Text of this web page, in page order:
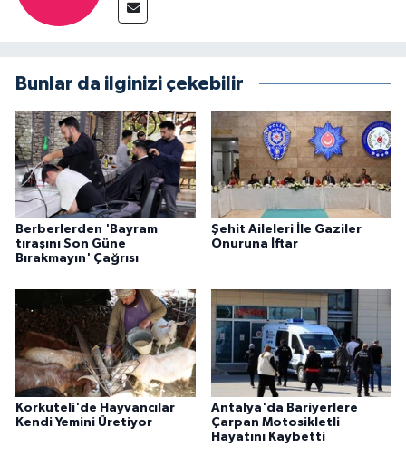
Bunlar da ilginizi çekebilir
Berberlerden 'Bayram
tıraşını Son Güne
Bırakmayın' Çağrısı
Şehit Aileleri İle Gaziler
Onuruna İftar
Korkuteli'de Hayvancılar
Kendi Yemini Üretiyor
Antalya'da Bariyerlere
Çarpan Motosikletli
Hayatını Kaybetti